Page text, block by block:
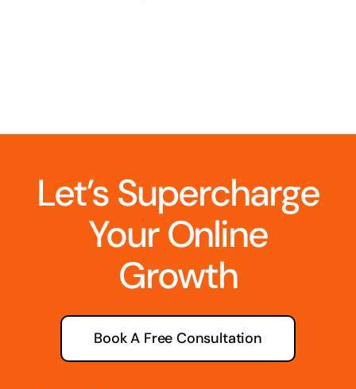
Let’s Supercharge
Your Online
Growth
Book A Free Consultation